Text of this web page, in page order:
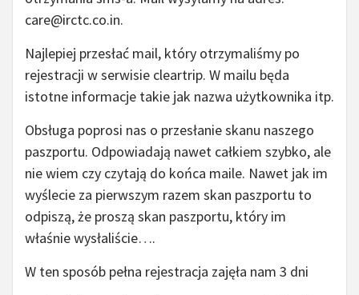
care@irctc.co.in.
Najlepiej przesłać mail, który otrzymaliśmy po
rejestracji w serwisie cleartrip. W mailu będa
istotne informacje takie jak nazwa użytkownika itp.
Obsługa poprosi nas o przesłanie skanu naszego
paszportu. Odpowiadają nawet całkiem szybko, ale
nie wiem czy czytają do końca maile. Nawet jak im
wyślecie za pierwszym razem skan paszportu to
odpiszą, że proszą skan paszportu, który im
właśnie wysłaliście….
W ten sposób pełna rejestracja zajęła nam 3 dni